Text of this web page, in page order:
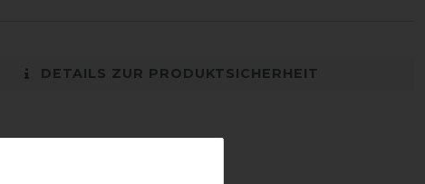
DETAILS ZUR PRODUKTSICHERHEIT